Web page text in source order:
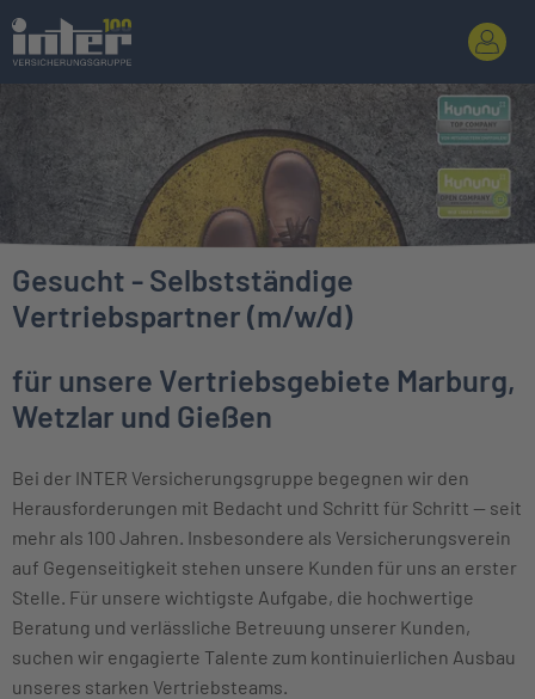
Gesucht - Selbstständige
Vertriebspartner (m/w/d)
für unsere Vertriebsgebiete Marburg,
Wetzlar und Gießen
Bei der INTER Versicherungsgruppe begegnen wir den
Herausforderungen mit Bedacht und Schritt für Schritt — seit
mehr als 100 Jahren. Insbesondere als Versicherungsverein
auf Gegenseitigkeit stehen unsere Kunden für uns an erster
Stelle. Für unsere wichtigste Aufgabe, die hochwertige
Beratung und verlässliche Betreuung unserer Kunden,
suchen wir engagierte Talente zum kontinuierlichen Ausbau
unseres starken Vertriebsteams.